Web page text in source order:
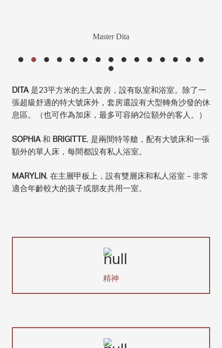
Master Dita
DITA是23平方米的主人套房，設有臥室和浴室。除了一
張超級舒適的特大號床外，套房還設有大型轉角沙發的休
息區。（也可作為加床，最多可容納2位額外的客人。）
SOPHIA和BRIGITTE, 是兩間特等艙，配有大號床和一張
額外的單人床，每間都設有私人浴室。
MARYLIN, 在主層甲板上，設有雙層床和私人浴室－非常
適合年齡較大的孩子或朋友共用一室。
精神